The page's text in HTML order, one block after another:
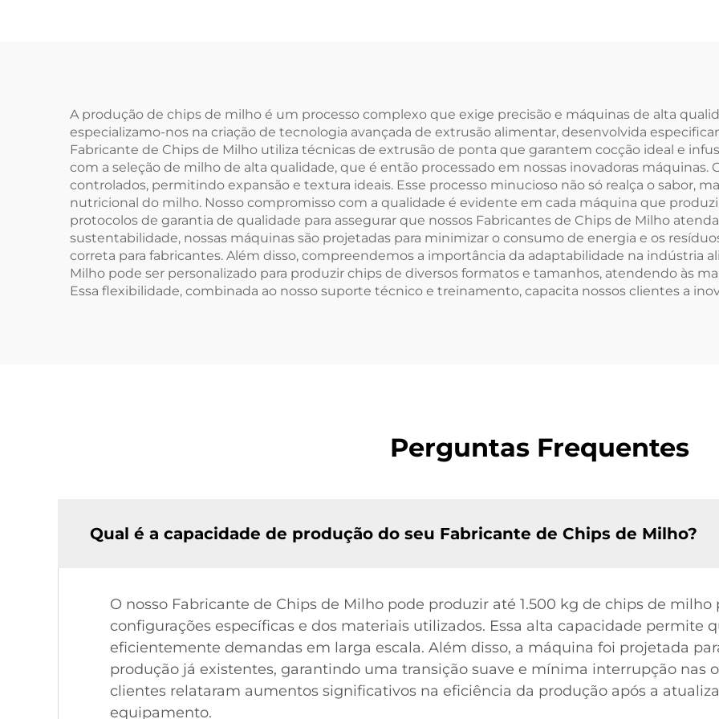
A produção de chips de milho é um processo complexo que exige precisão e máquinas de alta
especializamo-nos na criação de tecnologia avançada de extrusão alimentar, desenvolvida
Fabricante de Chips de Milho utiliza técnicas de extrusão de ponta que garantem cocção ideal e
com a seleção de milho de alta qualidade, que é então processado em nossas inovadoras máquinas.
controlados, permitindo expansão e textura ideais. Esse processo minucioso não só realça o sabor,
nutricional do milho. Nosso compromisso com a qualidade é evidente em cada máquina que
protocolos de garantia de qualidade para assegurar que nossos Fabricantes de Chips de Milho
sustentabilidade, nossas máquinas são projetadas para minimizar o consumo de energia e os
correta para fabricantes. Além disso, compreendemos a importância da adaptabilidade na indústria
Milho pode ser personalizado para produzir chips de diversos formatos e tamanhos, atendendo às
Essa flexibilidade, combinada ao nosso suporte técnico e treinamento, capacita nossos clientes a
Perguntas Frequentes
Qual é a capacidade de produção do seu Fabricante de Chips de Milho?
O nosso Fabricante de Chips de Milho pode produzir até 1.500 kg de chips de
configurações específicas e dos materiais utilizados. Essa alta capacidade permite
eficientemente demandas em larga escala. Além disso, a máquina foi projetada
produção já existentes, garantindo uma transição suave e mínima interrupção nas
clientes relataram aumentos significativos na eficiência da produção após a
equipamento.